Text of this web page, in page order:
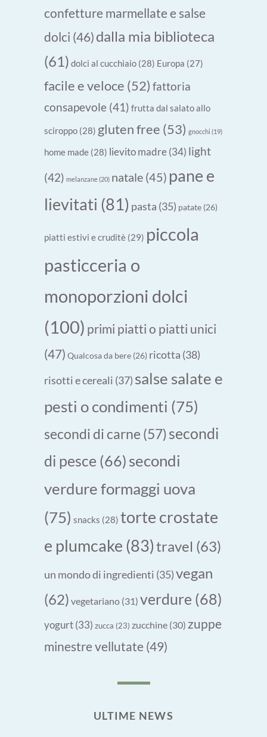
confetture marmellate e salse
dolci (46) dalla mia biblioteca
(61) dolci al cucchiaio (28) Europa (27)
facile e veloce (52) fattoria
consapevole (41) frutta dal salato allo
sciroppo (28) gluten free (53) gnocchi (19)
home made (28) lievito madre(34) light
(42) melanzane(20) natale (45) pane e
lievitati (81) pasta (35) patate (26)
piatti estivi e cruditè (29) piccola
pasticceria o
monoporzioni dolci
(100) primi piatti o piatti unici
(47) Qualcosa da bere (26) ricotta (38)
risotti e cereali (37) salse salate e
pesti o condimenti (75)
secondi di carne (57)secondi
di pesce (66) secondi
verdure formaggi uova
(75) snacks (28) torte crostate
e plumcake (83)travel (63)
un mondo di ingredienti (35)vegan
(62) vegetariano (31) verdure (68)
yogurt(33) zucca (23) zucchine (30) zuppe
minestre vellutate (49)
ULTIME NEWS